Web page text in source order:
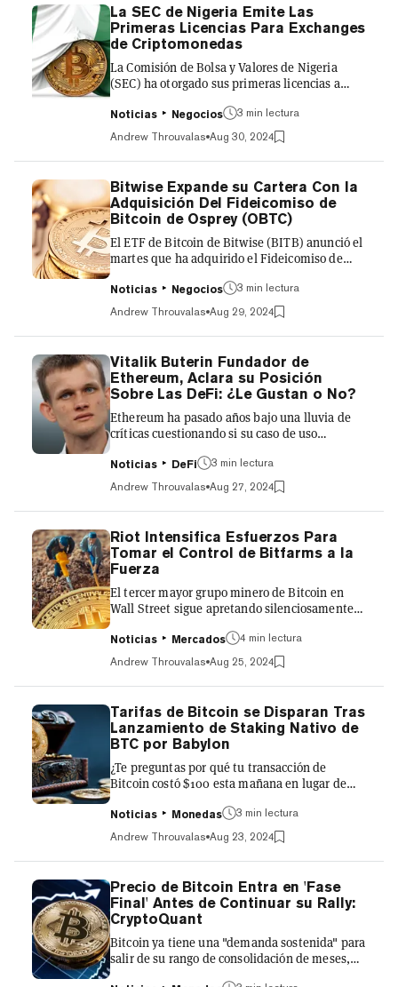
perenne, dice que es más complicado que eso.
“Estamos olvidando que estos futuros recortes
de tasas anticipados por la Reserva Federal, el
Banco de Inglaterra y el Banco Central
Europeo reducen...
La SEC de Nigeria Emite Las
Primeras Licencias Para Exchanges
de Criptomonedas
La Comisión de Bolsa y Valores de Nigeria
(SEC) ha otorgado sus primeras licencias a
operar dentro del país, a pesar de las
relaciones conflictivas entre el gobierno y la
industria en general. Según un comunicado de
prensa de la SEC, tanto Busha Digital Limited
como Quidax Technologies Limited han
recibido "aprobación en principio" para operar
bajo su Programa de Incubación Regulatoria
Acelerada (ARIP). La agencia dijo que este
desarrollo es parte de su "c...
Noticias Negocios
3 min lectura
Andrew Throuvalas Aug 30, 2024
Bitwise Expande su Cartera Con la
Adquisición Del Fideicomiso de
Bitcoin de Osprey (OBTC)
El ETF de Bitcoin de Bitwise (BITB) anunció el
martes que ha adquirido el Fideicomiso de
pequeño que tiene $120 millones en activos.
“Como parte de esta transacción, los titulares
de unidades de OBTC recibirán acciones de
BITB como parte de una distribución de
liquidación de OBTC,” dijeron Osprey y
Bitwise en un comunicado de prensa del
martes. “Para los titulares actuales de BITB,
no habrá cambios en sus acciones ni cambios
en el funcionamiento de BI...
Noticias Negocios
3 min lectura
Andrew Throuvalas Aug 29, 2024
Vitalik Buterin Fundador de
Ethereum, Aclara su Posición
Sobre Las DeFi: ¿Le Gustan o No?
Ethereum ha pasado años bajo una lluvia de
críticas cuestionando si su caso de uso
- tiene algún mérito real. De repente, una de
las personas que lideran esas críticas es el
fundador de la red, Vitalik Buterin. “Los tipos
de aplicaciones que quiero ver son
aplicaciones que son (1) útiles de manera
sostenible, y (2) no sacrifican los principios
(permisividad, descentralización, etc)”, tuiteó
Buterin el domingo mientras discutía sus
opiniones sobre...
Noticias DeFi
3 min lectura
Andrew Throuvalas Aug 27, 2024
Riot Intensifica Esfuerzos Para
Tomar el Control de Bitfarms a la
Fuerza
El tercer mayor grupo minero de Bitcoin en
Wall Street sigue apretando silenciosamente
competidor canadiense más pequeño, a través
de una oferta pública de adquisición hostil.
Para el 13 de agosto, Riot Platforms (RIOT)
aumentó su participación en Bitfarms al 19%,
revelando la compra de 1 millón más de
acciones de BITF la semana pasada. Ese
mismo día, Bitfarms anunció la salida de su
cofundador y presidente, Nicolas Bonta, a
quien Riot públicamente apuntó par...
Noticias Mercados
4 min lectura
Andrew Throuvalas Aug 25, 2024
Tarifas de Bitcoin se Disparan Tras
Lanzamiento de Staking Nativo de
BTC por Babylon
¿Te preguntas por qué tu transacción de
Bitcoin costó $100 esta mañana en lugar de
Labs, el equipo que acaba de desbloquear
capacidades de staking nativas para BTC. El
jueves a las 11:38 UTC, Babylon anunció el
lanzamiento de la primera fase de su mainnet
de staking de Bitcoin, abriendo las compuertas
para que los usuarios bloqueen sus monedas a
través de staking auto custodiado. En 90
minutos, el costo medio por transacción de
Bitcoin se disparó de $0,26...
Noticias Monedas
3 min lectura
Andrew Throuvalas Aug 23, 2024
Precio de Bitcoin Entra en 'Fase
Final' Antes de Continuar su Rally:
CryptoQuant
Bitcoin ya tiene una "demanda sostenida" para
salir de su rango de consolidación de meses,